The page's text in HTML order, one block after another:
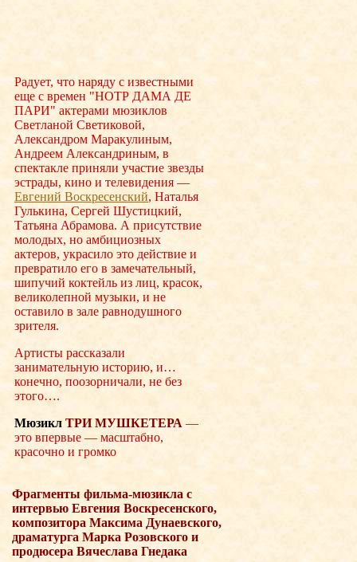
Радует, что наряду с известными
еще с времен "НОТР ДАМА ДЕ
ПАРИ" актерами мюзиклов
Светланой Светиковой,
Александром Маракулиным,
Андреем Александриным, в
спектакле приняли участие звезды
эстрады, кино и телевидения —
Евгений Воскресенский, Наталья
Гулькина, Сергей Шустицкий,
Татьяна Абрамова. А присутствие
молодых, но амбициозных
актеров, украсило это действие и
превратило его в замечательный,
шипучий коктейль из лиц, красок,
великолепной музыки, и не
оставило в зале равнодушного
зрителя.
Артисты рассказали
занимательную историю, и…
конечно, поозорничали, не без
этого….
Мюзикл ТРИ МУШКЕТЕРА —
это впервые — масштабно,
красочно и громко
Фрагменты фильма-мюзикла с
интервью Евгения Воскресенского,
композитора Максима Дунаевского,
драматурга Марка Розовского и
продюсера Вячеслава Гнедака